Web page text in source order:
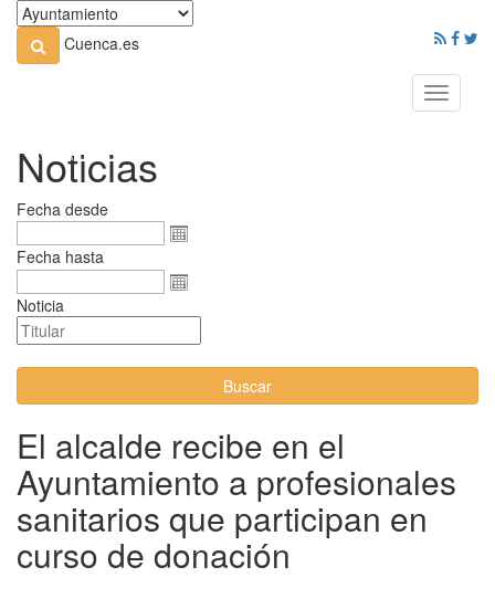
Cuenca.es
Toggle
Noticias
Fecha desde
Fecha hasta
Noticia
Buscar
El alcalde recibe en el
Ayuntamiento a profesionales
sanitarios que participan en
curso de donación